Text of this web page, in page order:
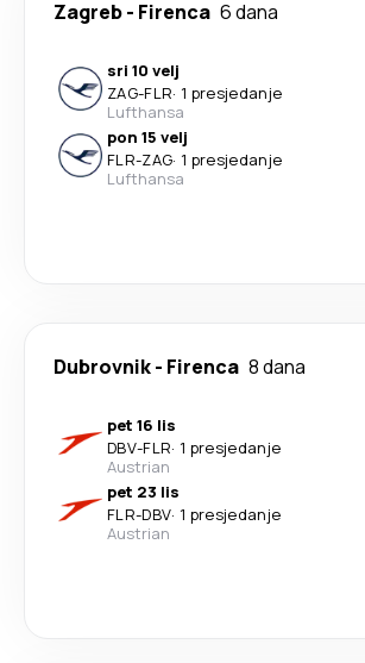
Zagreb- Firenca 6 dana
sri 10 velj
ZAG-FLR· 1 presjedanje
Lufthansa
pon 15 velj
FLR-ZAG· 1 presjedanje
Lufthansa
Dubrovnik- Firenca 8 dana
pet 16 lis
DBV-FLR· 1 presjedanje
Austrian
pet 23 lis
FLR-DBV· 1 presjedanje
Austrian